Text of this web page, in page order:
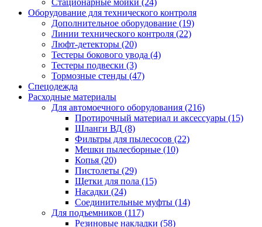
Стационарные мойки (24)
Оборудование для технического контроля
Дополнительное оборудование (19)
Линии технического контроля (22)
Люфт-детекторы (20)
Тестеры бокового увода (4)
Тестеры подвески (3)
Тормозные стенды (47)
Спецодежда
Расходные материалы
Для автомоечного оборудования (216)
Протирочный материал и аксессуары (15)
Шланги ВД (8)
Фильтры для пылесосов (22)
Мешки пылесборные (10)
Копья (20)
Пистолеты (29)
Щетки для пола (15)
Насадки (24)
Соединительные муфты (14)
Для подъемников (117)
Резиновые накладки (58)